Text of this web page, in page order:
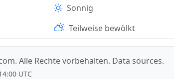
Sonnig
Teilweise bewölkt
. Alle Rechte vorbehalten. Data sources.
UTC